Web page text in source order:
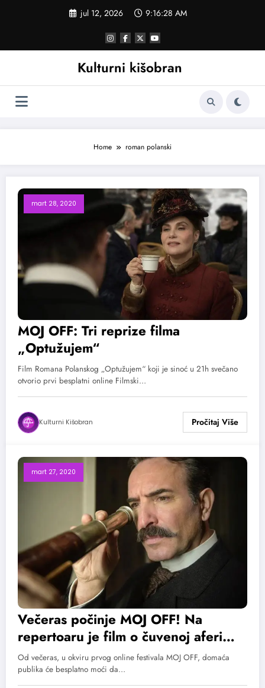
jul 12, 2026 9:16:28 AM
Kulturni kišobran
Home roman polanski
mart 28, 2020
MOJ OFF: Tri reprize filma
„Optužujem“
Film Romana Polanskog „Optužujem“ koji je sinoć u 21h svečano
otvorio prvi besplatni online Filmski…
Kulturni Kišobran
mart 27, 2020
Večeras počinje MOJ OFF! Na
repertoaru je film o čuvenoj aferi
Drajfus
Od večeras, u okviru prvog online festivala MOJ OFF, domaća
publika će besplatno moći da…